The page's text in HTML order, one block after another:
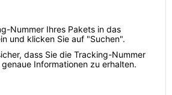
Nummer Ihres Pakets in das
und klicken Sie auf "Suchen".
dass Sie die Tracking-Nummer
Informationen zu erhalten.